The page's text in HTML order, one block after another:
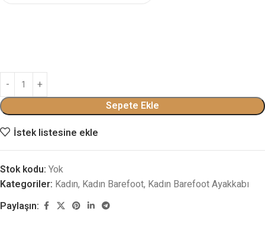
Sepete Ekle
İstek listesine ekle
Stok kodu: Yok
Kategoriler: Kadın, Kadın Barefoot, Kadın Barefoot Ayakkabı
Paylaşın: